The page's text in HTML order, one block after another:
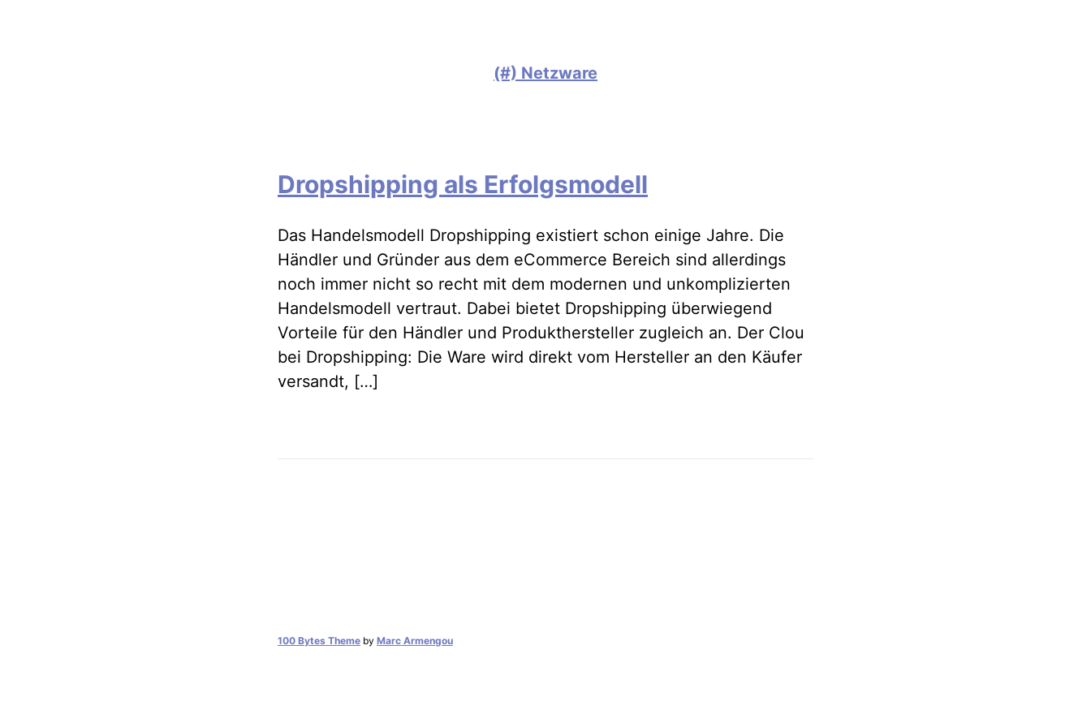
(#) Netzware
Dropshipping als Erfolgsmodell
Das Handelsmodell Dropshipping existiert schon einige Jahre. Die
Händler und Gründer aus dem eCommerce Bereich sind allerdings
noch immer nicht so recht mit dem modernen und unkomplizierten
Handelsmodell vertraut. Dabei bietet Dropshipping überwiegend
Vorteile für den Händler und Produkthersteller zugleich an. Der Clou
bei Dropshipping: Die Ware wird direkt vom Hersteller an den Käufer
versandt, […]
100 Bytes Theme by Marc Armengou